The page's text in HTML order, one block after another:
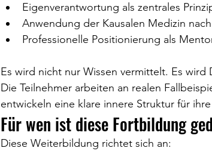
Eigenverantwortung als zentrales
Anwendung der Kausalen Medizin
Professionelle Positionierung als
Es wird nicht nur Wissen vermittelt. Es wird
Die Teilnehmer arbeiten an realen
entwickeln eine klare innere Struktur für
Für wen ist diese Fortbildung
Diese Weiterbildung richtet sich an: